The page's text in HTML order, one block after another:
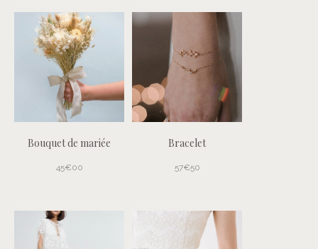
Bouquet de mariée
45€00
Bracelet
57€50